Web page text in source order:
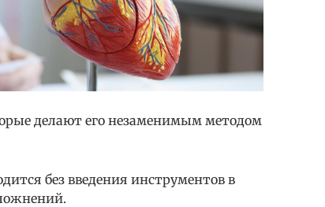
делают его незаменимым методом
без введения инструментов в